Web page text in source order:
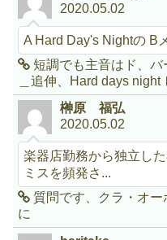
2020.05.02
A Hard Day's Nightの B
短調でも主音はド、バ
＿追伸、Hard days night
榊原 福弘
2020.05.02
楽器店勤務から独立し
ミスを頻発さ...
質問です、クラ・オ
に